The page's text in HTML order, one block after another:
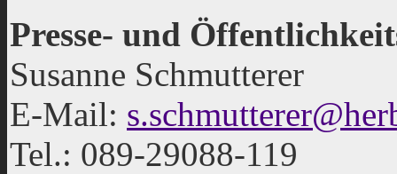
Presse- und
Susanne Schmutterer
E-Mail:
Tel.: 089-29088-119